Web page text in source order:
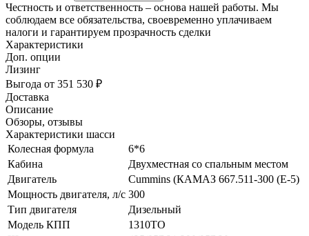
Честность и ответственность – основа нашей работы. Мы
соблюдаем все обязательства, своевременно уплачиваем
налоги и гарантируем прозрачность сделки
Характеристики
Доп. опции
Лизинг
Выгода от 351 530 ₽
Доставка
Описание
Обзоры, отзывы
Характеристики шасси
Колесная формула
6*6
Кабина
Двухместная со спальным местом
Двигатель
Cummins (КАМАЗ 667.511-300 (Е-5)
Мощность двигателя, л/с 300
Тип двигателя
Дизельный
Модель КПП
1310TO